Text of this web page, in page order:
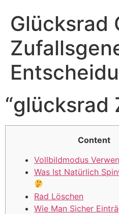
Glücksrad
“glücksrad
Content
Vollbildmodus
Was Ist Natürlich
Rad Löschen
Wie Man Sicher